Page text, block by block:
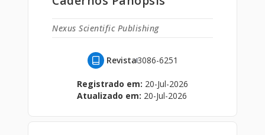
Nexus Scientific Publishing
Revista3086-6251
Registrado em: 20-Jul-2026
Atualizado em: 20-Jul-2026